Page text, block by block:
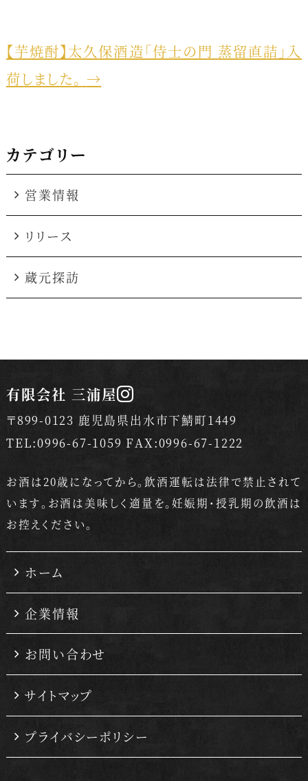
k
【芋焼酎】太久保酒造「侍士の門 蒸留直詰」入
荷しました。 →
カテゴリー
営業情報
リリース
蔵元探訪
有限会社 三浦屋
〒899-0123 鹿児島県出水市下鯖町1449
TEL:0996-67-1059 FAX:0996-67-1222
お酒は20歳になってから。飲酒運転は法律で禁止されて
います。 お酒は美味しく適量を。妊娠期・授乳期の飲酒は
お控えください。
ホーム
企業情報
お問い合わせ
サイトマップ
プライバシーポリシー